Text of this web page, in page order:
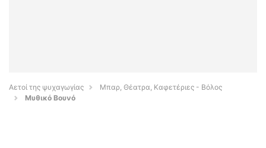
Αετοί της ψυχαγωγίας
Μπαρ, Θέατρα, Καφετέριες - Βόλος
Μυθικό Βουνό